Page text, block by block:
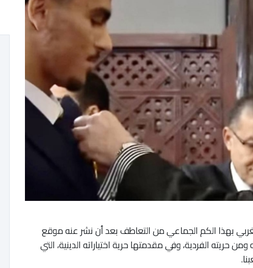
بهذا الكم الجماعي من التعاطف بعد أن نشر عنه موقع
حريته الفردية، وفي مقدمتها حرية اختياراته الدينية، التي